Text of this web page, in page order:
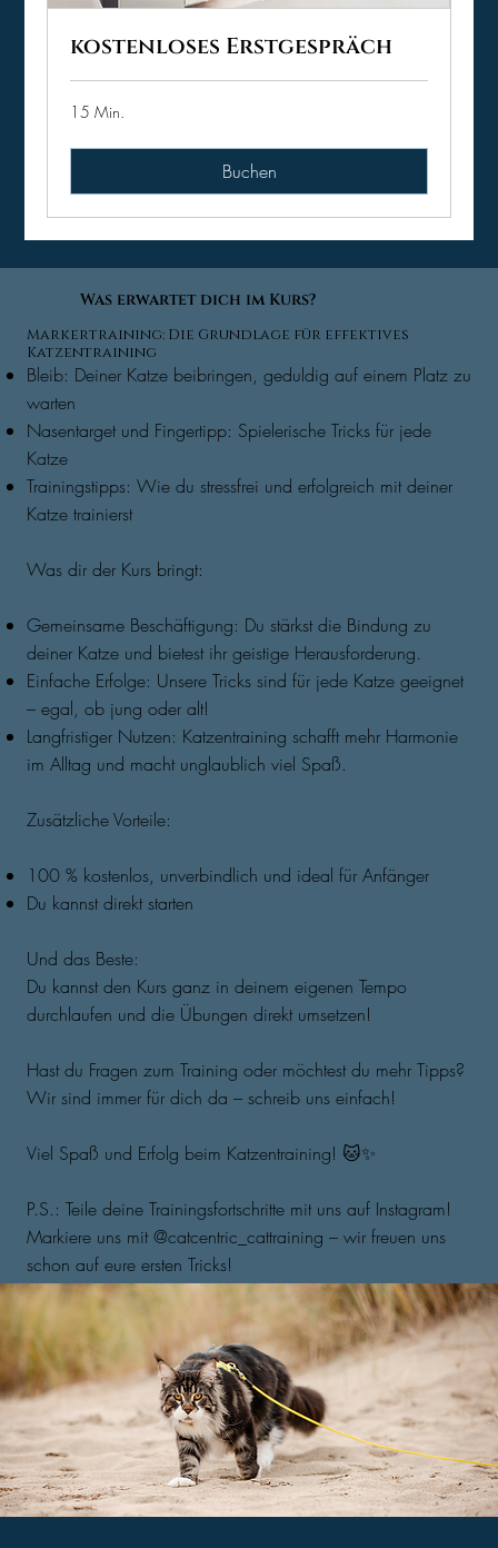
kostenloses Erstgespräch
15 Min.
Buchen
Was erwartet dich im Kurs?
Markertraining: Die Grundlage für effektives
Katzentraining
Bleib: Deiner Katze beibringen, geduldig auf einem Platz zu
warten
Nasentarget und Fingertipp: Spielerische Tricks für jede
Katze
Trainingstipps: Wie du stressfrei und erfolgreich mit deiner
Katze trainierst
Was dir der Kurs bringt:
Gemeinsame Beschäftigung: Du stärkst die Bindung zu
deiner Katze und bietest ihr geistige Herausforderung.
Einfache Erfolge: Unsere Tricks sind für jede Katze geeignet
– egal, ob jung oder alt!
Langfristiger Nutzen: Katzentraining schafft mehr Harmonie
im Alltag und macht unglaublich viel Spaß.
Zusätzliche Vorteile:
100 % kostenlos, unverbindlich und ideal für Anfänger
Du kannst direkt starten
Und das Beste:
Du kannst den Kurs ganz in deinem eigenen Tempo
durchlaufen und die Übungen direkt umsetzen!
Hast du Fragen zum Training oder möchtest du mehr Tipps?
Wir sind immer für dich da – schreib uns einfach!
Viel Spaß und Erfolg beim Katzentraining! 🐱✨
P.S.: Teile deine Trainingsfortschritte mit uns auf Instagram!
Markiere uns mit @catcentric_cattraining – wir freuen uns
schon auf eure ersten Tricks!​